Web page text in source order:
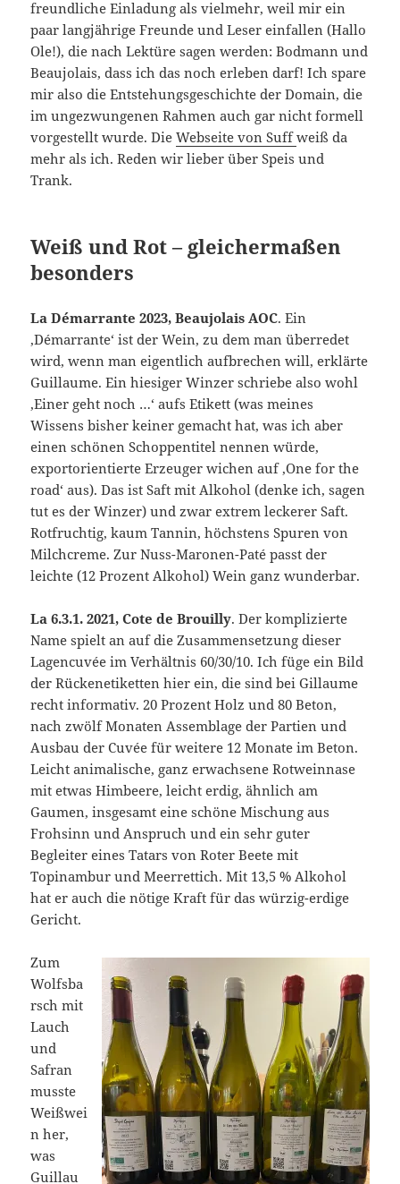
freundliche Einladung als vielmehr, weil mir ein
paar langjährige Freunde und Leser einfallen (Hallo
Ole!), die nach Lektüre sagen werden: Bodmann und
Beaujolais, dass ich das noch erleben darf! Ich spare
mir also die Entstehungsgeschichte der Domain, die
im ungezwungenen Rahmen auch gar nicht formell
vorgestellt wurde. DieWebseite von Suffweiß da
mehr als ich. Reden wir lieber über Speis und
Trank.
Weiß und Rot – gleichermaßen
besonders
La Démarrante 2023, Beaujolais AOC. Ein
‚Démarrante‘ ist der Wein, zu dem man überredet
wird, wenn man eigentlich aufbrechen will, erklärte
Guillaume. Ein hiesiger Winzer schriebe also wohl
‚Einer geht noch …‘ aufs Etikett (was meines
Wissens bisher keiner gemacht hat, was ich aber
einen schönen Schoppentitel nennen würde,
exportorientierte Erzeuger wichen auf ‚One for the
road‘ aus). Das ist Saft mit Alkohol (denke ich, sagen
tut es der Winzer) und zwar extrem leckerer Saft.
Rotfruchtig, kaum Tannin, höchstens Spuren von
Milchcreme. Zur Nuss-Maronen-Paté passt der
leichte (12 Prozent Alkohol) Wein ganz wunderbar.
La 6.3.1. 2021, Cote de Brouilly. Der komplizierte
Name spielt an auf die Zusammensetzung dieser
Lagencuvée im Verhältnis 60/30/10. Ich füge ein Bild
der Rückenetiketten hier ein, die sind bei Gillaume
recht informativ. 20 Prozent Holz und 80 Beton,
nach zwölf Monaten Assemblage der Partien und
Ausbau der Cuvée für weitere 12 Monate im Beton.
Leicht animalische, ganz erwachsene Rotweinnase
mit etwas Himbeere, leicht erdig, ähnlich am
Gaumen, insgesamt eine schöne Mischung aus
Frohsinn und Anspruch und ein sehr guter
Begleiter eines Tatars von Roter Beete mit
Topinambur und Meerrettich. Mit 13,5 % Alkohol
hat er auch die nötige Kraft für das würzig-erdige
Gericht.
Zum
Wolfsba
rsch mit
Lauch
und
Safran
musste
Weißwei
n her,
was
Guillau